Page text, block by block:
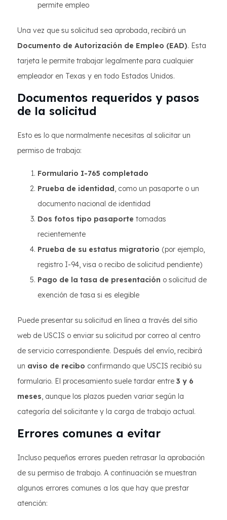
permite empleo
Una vez que su solicitud sea aprobada, recibirá un
Documento de Autorización de Empleo (EAD). Esta
tarjeta le permite trabajar legalmente para cualquier
empleador en Texas y en todo Estados Unidos.
Documentos requeridos y pasos
de la solicitud
Esto es lo que normalmente necesitas al solicitar un
permiso de trabajo:
Formulario I-765 completado
Prueba de identidad, como un pasaporte o un
documento nacional de identidad
Dos fotos tipo pasaporte tomadas
recientemente
Prueba de su estatus migratorio (por ejemplo,
registro I-94, visa o recibo de solicitud pendiente)
Pago de la tasa de presentación o solicitud de
exención de tasa si es elegible
Puede presentar su solicitud en línea a través del sitio
web de USCIS o enviar su solicitud por correo al centro
de servicio correspondiente. Después del envío, recibirá
un aviso de recibo confirmando que USCIS recibió su
formulario. El procesamiento suele tardar entre 3 y 6
meses, aunque los plazos pueden variar según la
categoría del solicitante y la carga de trabajo actual.
Errores comunes a evitar
Incluso pequeños errores pueden retrasar la aprobación
de su permiso de trabajo. A continuación se muestran
algunos errores comunes a los que hay que prestar
atención: